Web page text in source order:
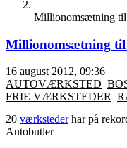
Millionomsætning
Millionomsætning
16 august 2012, 09:36
AUTOVÆRKSTED
FRIE VÆRKSTEDER
20 værkstederhar på
Autobutler